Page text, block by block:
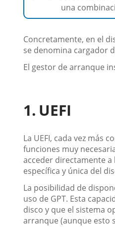
una
Concretamente, en el
se denomina cargador
El gestor de arranque
UEFI
La UEFI, cada vez más
funciones muy
acceder directamente a
específica y única del
La posibilidad de
uso de GPT. Esta
disco y que el sistema
arranque (aunque esto